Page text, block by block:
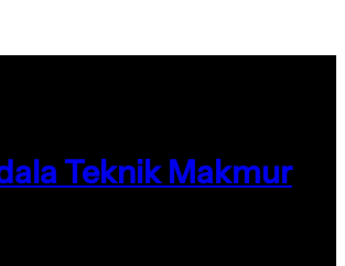
Teknik Makmur